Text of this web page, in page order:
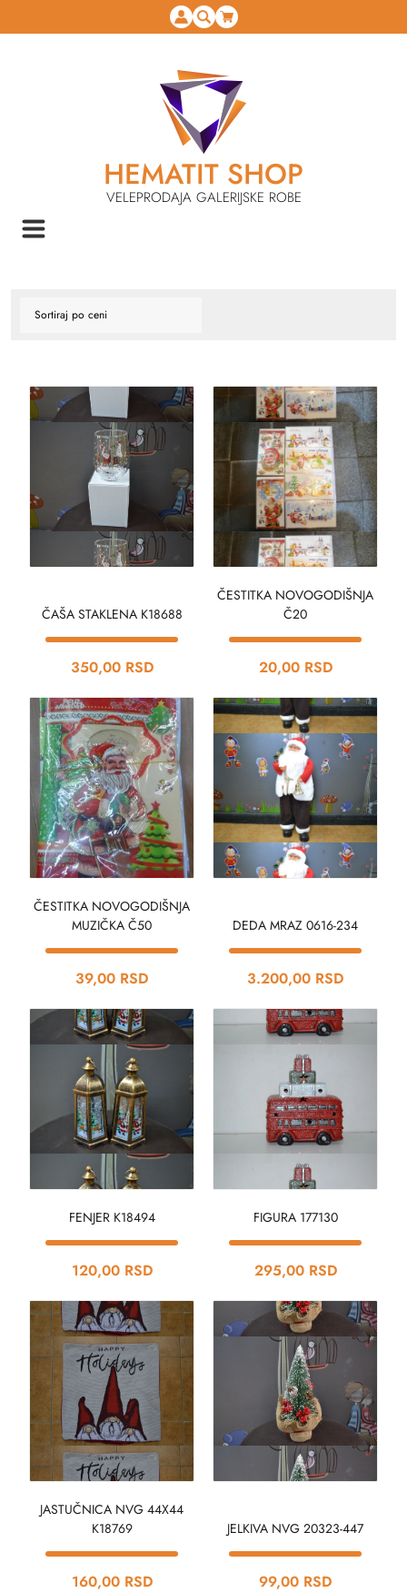
HEMATIT SHOP
VELEPRODAJA GALERIJSKE ROBE
NASLOVNA
ČAŠA STAKLENA K18688
350,00 RSD
ČESTITKA NOVOGODIŠNJA
Č20
20,00 RSD
ČESTITKA NOVOGODIŠNJA
MUZIČKA Č50
39,00 RSD
DEDA MRAZ 0616-234
3.200,00 RSD
FENJER K18494
120,00 RSD
FIGURA 177130
295,00 RSD
JASTUČNICA NVG 44X44
K18769
160,00 RSD
JELKIVA NVG 20323-447
99,00 RSD